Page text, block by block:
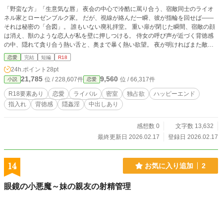
「野蛮な方」「生意気な唇」 夜会の中心で冷酷に罵り合う、宿敵同士のライオ
ネル家とローゼンブルク家。 だが、視線が絡んだ一瞬、彼が指輪を回せば――
それは秘密の「合図」。 誰もいない廃礼拝堂。 重い扉が閉じた瞬間、宿敵の顔
は消え、獣のような恋人が私を壁に押しつける。 侍女の呼び声が近づく背徳感
の中、隠れて貪り合う熱い舌と、奥まで暴く熱い欲望。 夜が明ければまた敵同
士。だからこそ、この暗闇では壊れるまで愛し合う――。 （やだ……だめなの
に……レオン、すごすぎて……っ♡） 罵倒の裏に隠された、あまりに淫らで一
途な執着の記録。 ※本作はpixivからの再録です。 ※サイトの傾向に合わせ、タ
イトルや内容を一部調整しております。
恋愛 完結 短編 R18
24h.ポイント 28pt
小説 21,785 位 / 228,607件 恋愛 9,560 位 / 66,317件
R18要素あり 恋愛 ライバル 密室 独占欲
ハッピーエンド
指入れ
背徳感 隠姦淫 中出しあり
感想数 0
文字数 13,632
最終更新日 2026.02.17
登録日 2026.02.17
14 お気に入り追加 2
眼鏡の小悪魔～妹の親友の射精管理